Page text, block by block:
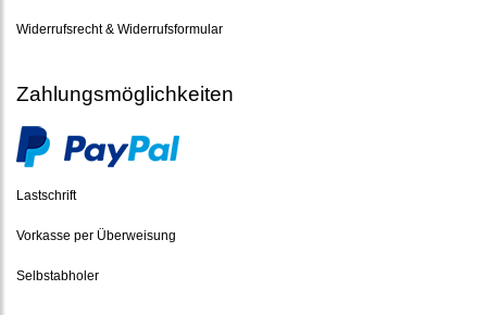
Widerrufsrecht & Widerrufsformular
Zahlungsmöglichkeiten
Lastschrift
Vorkasse per Überweisung
Selbstabholer